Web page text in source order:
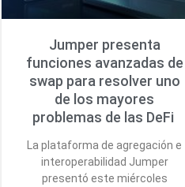
Jumper presenta
funciones avanzadas de
swap para resolver uno
de los mayores
problemas de las DeFi
La plataforma de agregación e
interoperabilidad Jumper
presentó este miércoles